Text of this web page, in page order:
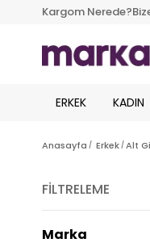
Kargom Nerede?
ERKEK KADIN
Anasayfa Erkek Alt
FILTRELEME
Marka